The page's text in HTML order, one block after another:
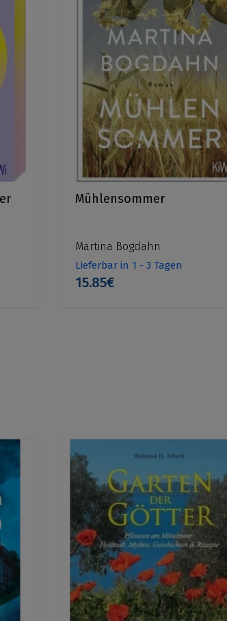
Mühlensommer
Martina Bogdahn
Lieferbar in 1 - 3 Tagen
15.85€